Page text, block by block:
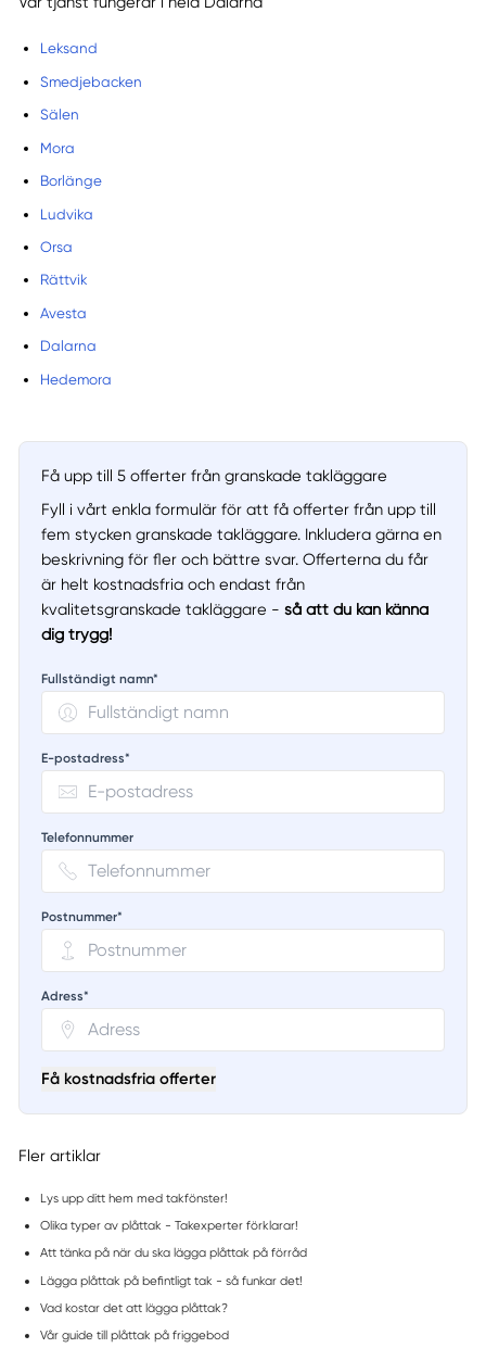
Leksand
Smedjebacken
Sälen
Mora
Borlänge
Ludvika
Orsa
Rättvik
Avesta
Dalarna
Hedemora
Få upp till 5 offerter från granskade takläggare
Fyll i vårt enkla formulär för att få offerter från upp till
fem stycken granskade takläggare. Inkludera gärna en
beskrivning för fler och bättre svar. Offerterna du får
är helt kostnadsfria och endast från
kvalitetsgranskade takläggare - så att du kan känna
dig trygg!
Fullständigt namn*
E-postadress*
Telefonnummer
Postnummer*
Adress*
Få kostnadsfria offerter
Fler artiklar
Lys upp ditt hem med takfönster!
Olika typer av plåttak - Takexperter förklarar!
Att tänka på när du ska lägga plåttak på förråd
Lägga plåttak på befintligt tak - så funkar det!
Vad kostar det att lägga plåttak?
Vår guide till plåttak på friggebod